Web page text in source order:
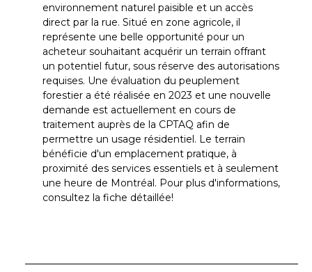
environnement naturel paisible et un accès
direct par la rue. Situé en zone agricole, il
représente une belle opportunité pour un
acheteur souhaitant acquérir un terrain offrant
un potentiel futur, sous réserve des autorisations
requises. Une évaluation du peuplement
forestier a été réalisée en 2023 et une nouvelle
demande est actuellement en cours de
traitement auprès de la CPTAQ afin de
permettre un usage résidentiel. Le terrain
bénéficie d'un emplacement pratique, à
proximité des services essentiels et à seulement
une heure de Montréal. Pour plus d'informations,
consultez la fiche détaillée!